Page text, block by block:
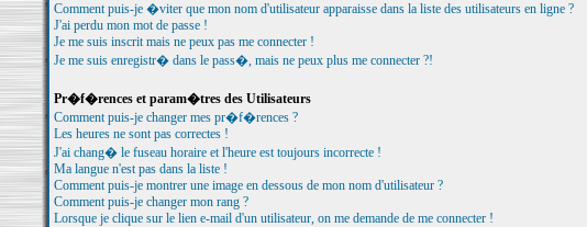
Comment puis-je �viter que mon nom d'utilisateur apparaisse dans la liste des utilisateurs en ligne ?
J'ai perdu mon mot de passe !
Je me suis inscrit mais ne peux pas me connecter !
Je me suis enregistr� dans le pass�, mais ne peux plus me connecter ?!
Pr�f�rences et param�tres des Utilisateurs
Comment puis-je changer mes pr�f�rences ?
Les heures ne sont pas correctes !
J'ai chang� le fuseau horaire et l'heure est toujours incorrecte !
Ma langue n'est pas dans la liste !
Comment puis-je montrer une image en dessous de mon nom d'utilisateur ?
Comment puis-je changer mon rang ?
Lorsque je clique sur le lien e-mail d'un utilisateur, on me demande de me connecter !